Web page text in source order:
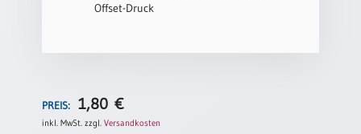
Einzelposter
Offset-Druck
PREIS: 1,80€
inkl. MwSt. zzgl.Versandkosten